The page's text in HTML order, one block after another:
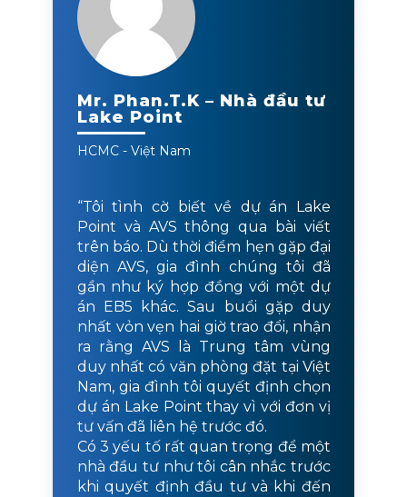
Mr. Phan.T.K – Nhà đầu tư
Lake Point
HCMC - Việt Nam
“Tôi tình cờ biết về dự án Lake
Point và AVS thông qua bài viết
trên báo. Dù thời điểm hẹn gặp đại
diện AVS, gia đình chúng tôi đã
gần như ký hợp đồng với một dự
án EB5 khác. Sau buổi gặp duy
nhất vỏn vẹn hai giờ trao đổi, nhận
ra rằng AVS là Trung tâm vùng
duy nhất có văn phòng đặt tại Việt
Nam, gia đình tôi quyết định chọn
dự án Lake Point thay vì với đơn vị
tư vấn đã liên hệ trước đó.
Có 3 yếu tố rất quan trọng để một
nhà đầu tư như tôi cân nhắc trước
khi quyết định đầu tư và khi đến